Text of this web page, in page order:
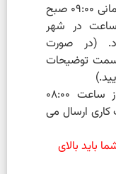
سفارشات ثبت شده در بازه زمانی 09:00 صبح
الی 9:00 شب بعد از 2 ساعت در شهر
(در صورت
توضیحات
سفارشات ثبت شده بعد از ساعت 08:00
ارسال می
باید بالای